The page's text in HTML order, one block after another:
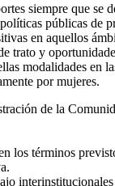
siempre que
públicas de
en aquellos
y
modalidades en
por mujeres.
de la
términos
interinstitucionales